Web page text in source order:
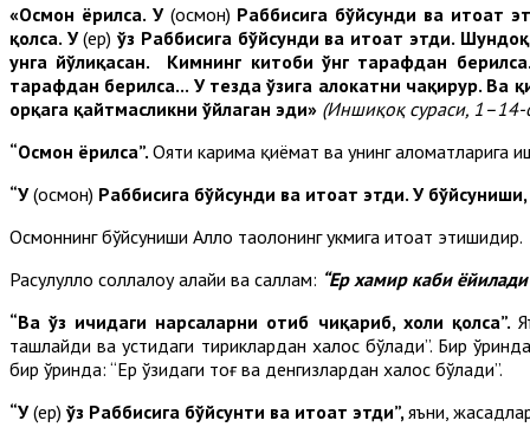
«Осмон ёрилса. У (осмон) Раббисига бўйсунди ва итоат
қолса. У(ер) ўз Раббисига бўйсунди ва итоат этди.
унга йўлиқасан. Кимнинг китоби ўнг тарафдан
тарафдан берилса... У тезда ўзига ҳалокатни чақирур. Ва
орқага қайтмасликни ўйлаган эди» (Иншиқоқ сураси, 1–14-
“Осмон ёрилса”. Ояти карима қиёмат ва унинг аломатларига
“У(осмон) Раббисига бўйсунди ва итоат этди. У
Осмоннинг бўйсуниши Аллоҳ таолонинг ҳукмига итоат этишидир.
Расулуллоҳ соллалоҳу алайҳи ва саллам: “Ер хамир каби
“Ва ўз ичидаги нарсаларни отиб чиқариб, холи қолса”.
ташлайди ва устидаги тириклардан халос бўлади”. Бир
бир ўринда: “Ер ўзидаги тоғ ва денгизлардан халос бўлади”.
“У(ер) ўз Раббисига бўйсунти ва итоат этди”, яъни,